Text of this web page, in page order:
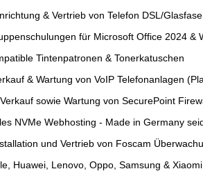
& Vertrieb von Telefon DSL/
für Microsoft Office 2024 &
Tintenpatronen & Tonerkatuschen
& Wartung von VoIP Telefonanlagen
sowie Wartung von SecurePoint
NVMe Webhosting - Made in Germany
und Vertrieb von Foscam
Huawei, Lenovo, Oppo, Samsung &